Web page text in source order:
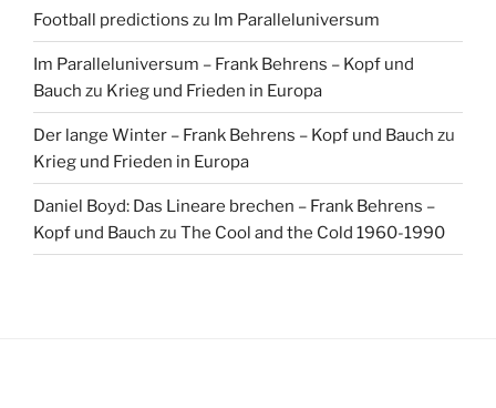
Football predictions zu Im Paralleluniversum
Im Paralleluniversum – Frank Behrens – Kopf und
Bauch zu Krieg und Frieden in Europa
Der lange Winter – Frank Behrens – Kopf und Bauch zu
Krieg und Frieden in Europa
Daniel Boyd: Das Lineare brechen – Frank Behrens –
Kopf und Bauch zu The Cool and the Cold 1960-1990